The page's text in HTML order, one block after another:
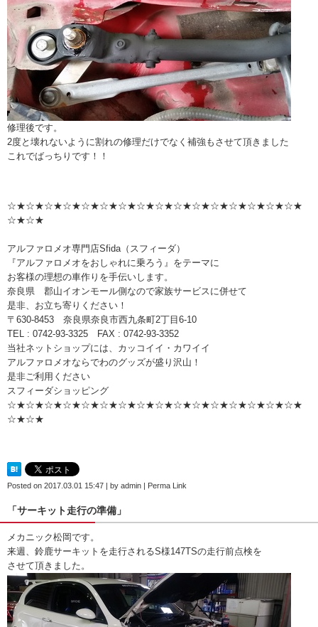
修理後です。
2度と壊れないように割れの修理だけでなく補強もさせて頂きました
これでばっちりです！！
☆★☆★☆★☆★☆★☆★☆★☆★☆★☆★☆★☆★☆★☆★☆★☆★
☆★☆★
アルファロメオ専門店Sfida（スフィーダ）
『アルファロメオをおしゃれに乗ろう』をテーマに
お客様の理想の車作りを手伝いします。
奈良県 郡山イオンモール側なので家族サービスに併せて
是非、お立ち寄りください！
〒630-8453 奈良県奈良市西九条町2丁目6-10
TEL : 0742-93-3325 FAX : 0742-93-3352
当社ネットショップには、カッコイイ・カワイイ
アルファロメオならでわのグッズが盛り沢山！
是非ご利用ください
スフィーダショッピング
☆★☆★☆★☆★☆★☆★☆★☆★☆★☆★☆★☆★☆★☆★☆★☆★
☆★☆★
Posted on 2017.03.01 15:47 by admin Perma Link
「サーキット走行の準備」
メカニック松岡です。
来週、鈴鹿サーキットを走行されるS様147TSの走行前点検を
させて頂きました。